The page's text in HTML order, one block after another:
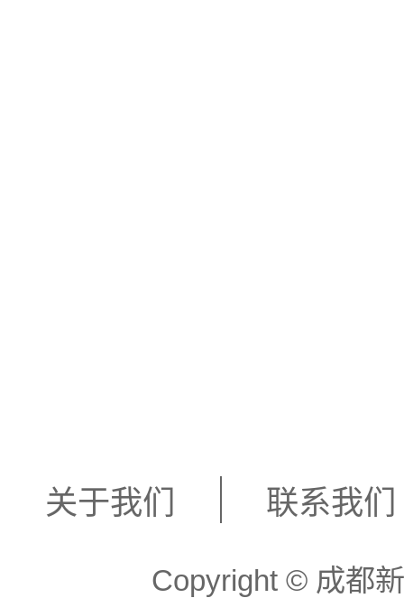
关于我们 联系我们
Copyright © 成都